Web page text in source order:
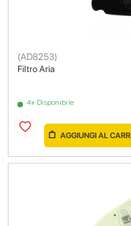
Filtro Aria
(AD8253)
4+ Disponibile
AGGIUNGI AL